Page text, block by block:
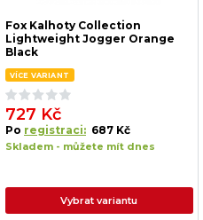
Fox Kalhoty Collection
Lightweight Jogger Orange
Black
VÍCE VARIANT
727 Kč
Po registraci: 687 Kč
Skladem - můžete mít dnes
Vybrat variantu